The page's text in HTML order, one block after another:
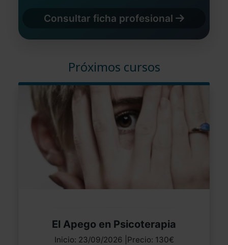
Consultar ficha profesional
Próximos cursos
El Apego en Psicoterapia
Inicio: 23/09/2026 |Precio: 130€